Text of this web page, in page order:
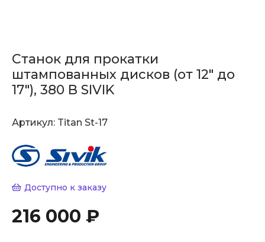
Станок для прокатки
штампованных дисков (от 12" до
17"), 380 В SIVIK
Артикул: Titan St-17
Доступно к заказу
216 000 ₽